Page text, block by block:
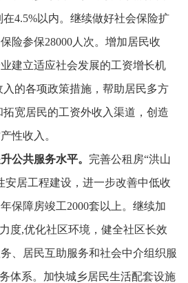
4.5%以内。 继续做好社会保险扩
险参保28000人次。 增加居民收
建立适应社会发展的工资增长机
的各项政策措施， 帮助居民多方
宽居民的工资外收入渠道， 创造
性收入。
公共服务水平。 完善公租房“洪山
居工程建设， 进一步改善中低收
保障房竣工2000套以上。 继续加
度,优化社区环境， 健全社区长效
、
居民互助服务和社会中介组织服
体系。 加快城乡居民生活配套设施